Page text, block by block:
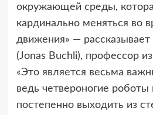
окружающей среды,
кардинально меняться во
движения» —
(Jonas Buchli), профессор
«Это является весьма
ведь четвероногие роботы
постепенно выходить из